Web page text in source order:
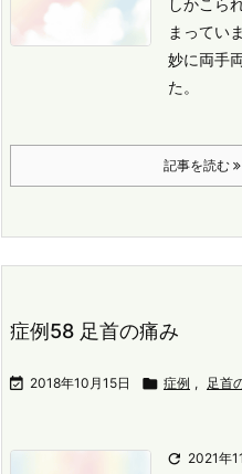
しかこら
まってい
妙に両手
た。
記事を読む
症例58 足首の痛み
 2018年10月15日  症例 , 足首
 2021年